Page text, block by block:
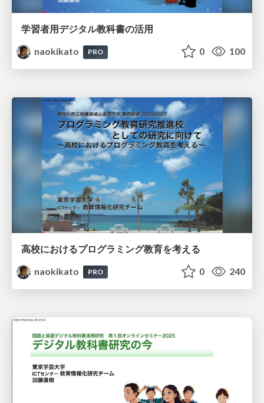
学習者用デジタル教科書の活用
naokikato
PRO 0 100
高校におけるプログラミング教育を考える
naokikato
PRO 0 240